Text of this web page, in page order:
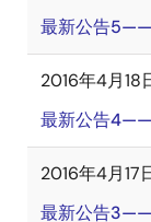
最新公告5——
2016年4月18
最新公告4——
2016年4月17
最新公告3——